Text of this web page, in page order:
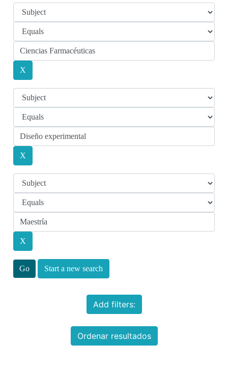
Start a new search
Add filters:
Ordenar resultados